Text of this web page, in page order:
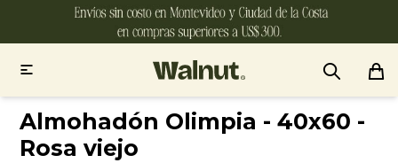

Almohadón Olimpia - 40x60 -
Rosa viejo